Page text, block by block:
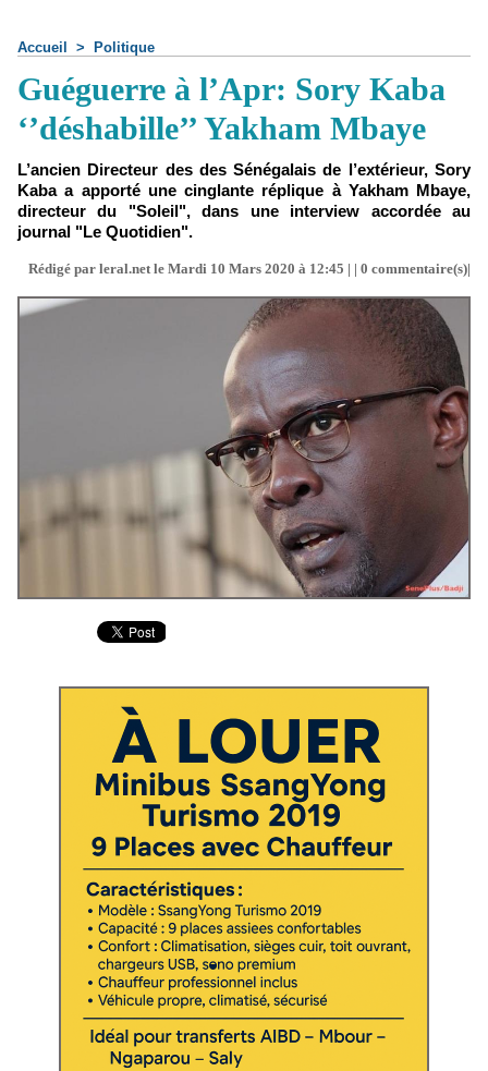
Accueil > Politique
Guéguerre à l’Apr: Sory Kaba
‘’déshabille’’ Yakham Mbaye
L’ancien Directeur des des Sénégalais de l’extérieur, Sory
Kaba a apporté une cinglante réplique à Yakham Mbaye,
directeur du "Soleil", dans une interview accordée au
journal "Le Quotidien".
Rédigé par leral.net le Mardi 10 Mars 2020 à 12:45 | | 0 commentaire(s)|